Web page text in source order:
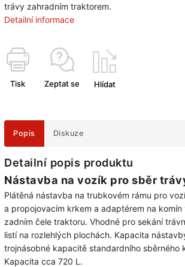
trávy zahradním traktorem.
Detailní informace
Tisk Zeptat se Hlídat
Popis Diskuze
Detailní popis produktu
Nástavba na vozík pro sběr
Plátěná nástavba na trubkovém rámu pro
a propojovacím krkem a adaptérem na
zadním čele traktoru. Vhodné pro sekání
listí na rozlehlých plochách. Kapacita
trojnásobné kapacitě standardního sběrného
Kapacita cca 720 L.